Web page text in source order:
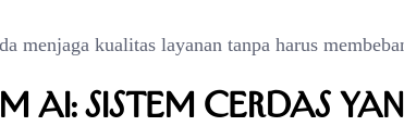
menjaga kualitas layanan tanpa harus
AI: Sistem Cerdas